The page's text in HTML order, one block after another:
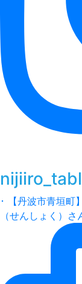
･ 【丹波市青垣町
（せんしょく）